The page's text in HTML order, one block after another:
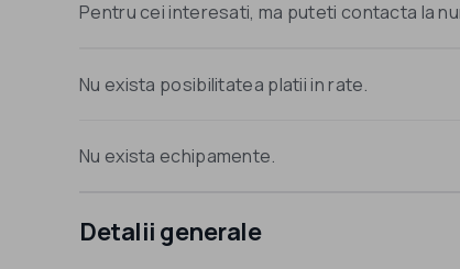
Nu exista posibilitatea platii in rate.
Nu exista echipamente.
Detalii generale